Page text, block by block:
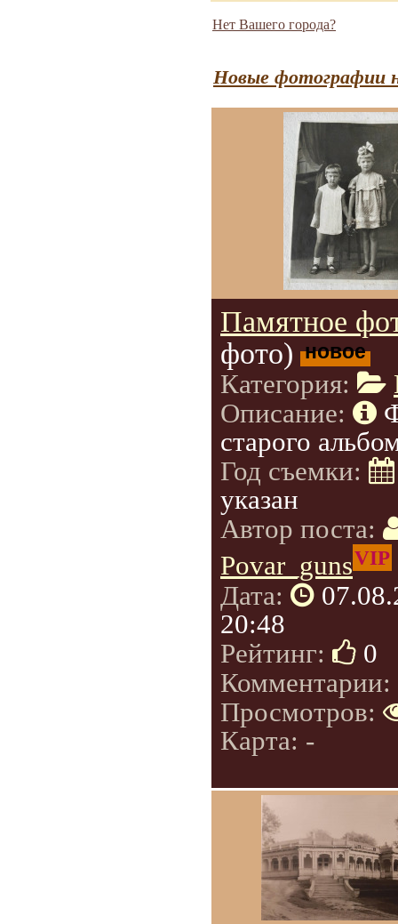
Нет Вашего города?
Новые фотографии
Памятное
фото) новое
Категория:
Описание:
старого
Год съемки:
указан
Автор поста:
Povar_gunsVIP
Дата:
20:48
Рейтинг:
0
Комментарии:
Просмотров:
Карта: -